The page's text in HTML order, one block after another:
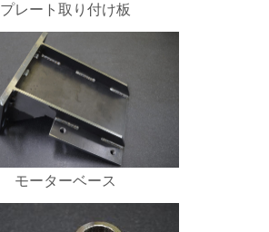
プレート取り付け板
モーターベース